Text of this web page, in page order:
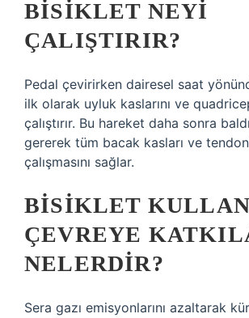
BISIKLET NEYI
ÇALIŞTIRIR?
Pedal çevirirken dairesel saat
ilk olarak uyluk kaslarını ve
çalıştırır. Bu hareket daha sonra
gererek tüm bacak kasları ve
çalışmasını sağlar.
BISIKLET
ÇEVREYE
NELERDIR?
Sera gazı emisyonlarını azaltarak